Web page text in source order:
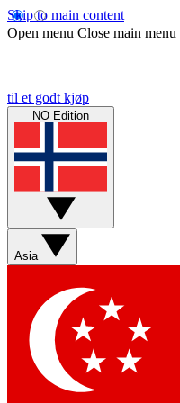
Skip to main content
Open menu Close main menu
til et godt kjøp
NO Edition
Asia